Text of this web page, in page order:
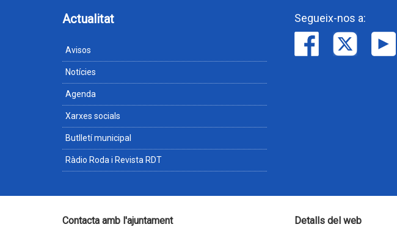
Actualitat
Avisos
Notícies
Agenda
Xarxes socials
Butlletí municipal
Ràdio Roda i Revista RDT
Segueix-nos a:
Contacta amb l'ajuntament Detalls del web